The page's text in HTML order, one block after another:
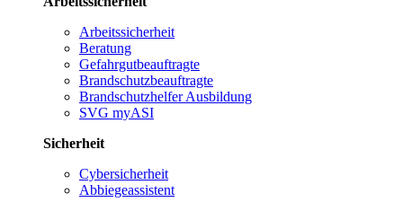
Arbeitssicherheit
Beratung
Gefahrgutbeauftragte
Brandschutzbeauftragte
Brandschutzhelfer Ausbildung
SVG myASI
Sicherheit
Cybersicherheit
Abbiegeassistent